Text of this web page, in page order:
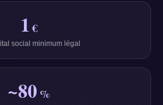
1€
social minimum légal
~80%